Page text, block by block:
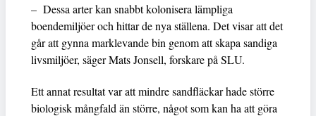
– Dessa arter kan snabbt kolonisera lämpliga
boendemiljöer och hittar de nya ställena. Det visar att det
går att gynna marklevande bin genom att skapa sandiga
livsmiljöer, säger Mats Jonsell, forskare på SLU.
Ett annat resultat var att mindre sandfläckar hade större
biologisk mångfald än större, något som kan ha att göra